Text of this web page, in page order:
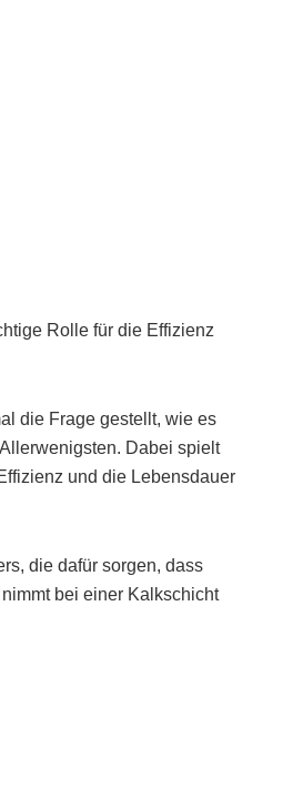
Rolle für die Effizienz
die Frage gestellt, wie es
Dabei spielt
und die Lebensdauer
die dafür sorgen, dass
bei einer Kalkschicht